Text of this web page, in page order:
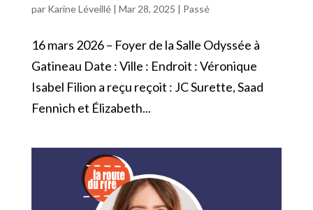
par Karine Léveillé| Mar 28, 2025 | Passé
16 mars 2026 – Foyer de la Salle Odyssée à
Gatineau Date : Ville : Endroit : Véronique
Isabel Filion a reçu reçoit : JC Surette, Saad
Fennich et Élizabeth...